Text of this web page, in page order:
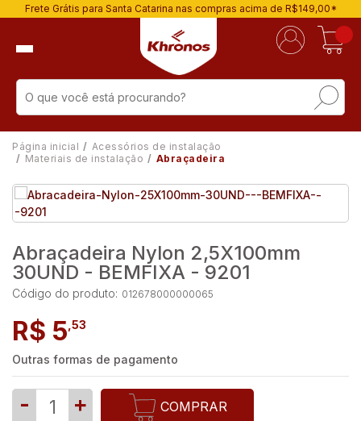
Frete Grátis para Santa Catarina nas compras acima de R$149,00*
Página inicial
Acessórios de instalação
Materiais de instalação
Abraçadeira
Abraçadeira Nylon 2,5X100mm
30UND - BEMFIXA - 9201
Código do produto: 012678000000065
R$ 5 ,53
Outras formas de pagamento
- + COMPRAR